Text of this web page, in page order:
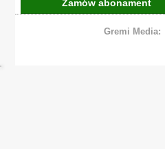
Zamów abonament
Gremi Media: